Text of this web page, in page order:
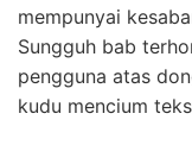
mempunyai
Sungguh bab
pengguna atas
kudu mencium